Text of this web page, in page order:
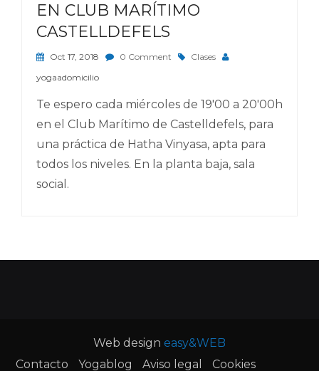
EN CLUB MARÍTIMO
CASTELLDEFELS
Oct 17, 2018 0 Comment
Clases
yogaadomicilio
Te espero cada miércoles de 19'00 a 20'00h
en el Club Marítimo de Castelldefels, para
una práctica de Hatha Vinyasa, apta para
todos los niveles. En la planta baja, sala
social.
Web design easy&WEB
Contacto
Yogablog Aviso legal Cookies